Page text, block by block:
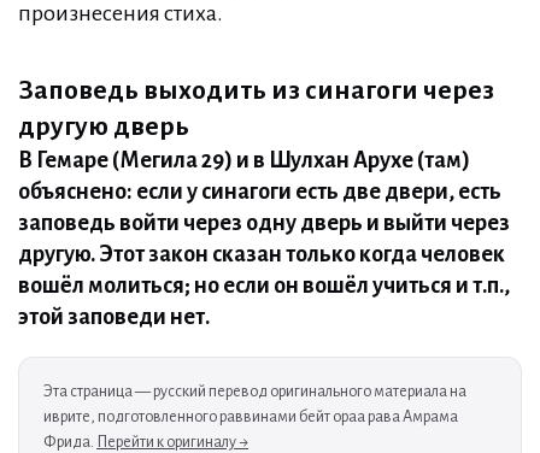
произнесения стиха.
Заповедь выходить из синагоги через
другую дверь
В Гемаре (Мегила 29) и в Шулхан Арухе (там)
объяснено: если у синагоги есть две двери, есть
заповедь войти через одну дверь и выйти через
другую. Этот закон сказан только когда человек
вошёл молиться; но если он вошёл учиться и т.п.,
этой заповеди нет.
Эта страница — русский перевод оригинального материала на
иврите, подготовленного раввинами бейт ораа рава Амрама
Фрида.
Перейти к оригиналу →